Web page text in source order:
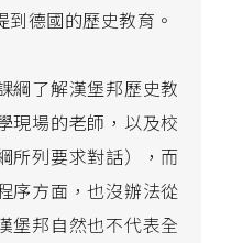
德國的歷史教育。
綱了解漢堡邦歷史教
現場的老師，以及校
所列要求對話），而
序方面，也沒辦法從
堡邦自然也不代表全